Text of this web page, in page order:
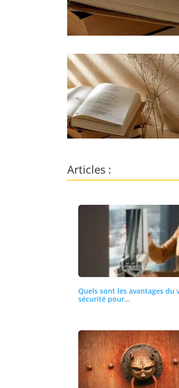
Articles :
Quels sont les avantages du
sécurité pour…